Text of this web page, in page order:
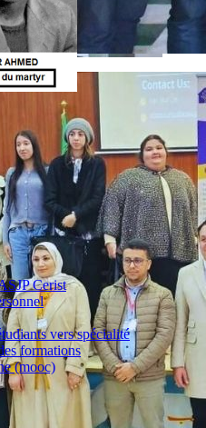
Cerist
vers spécialité
formations
(mooc)